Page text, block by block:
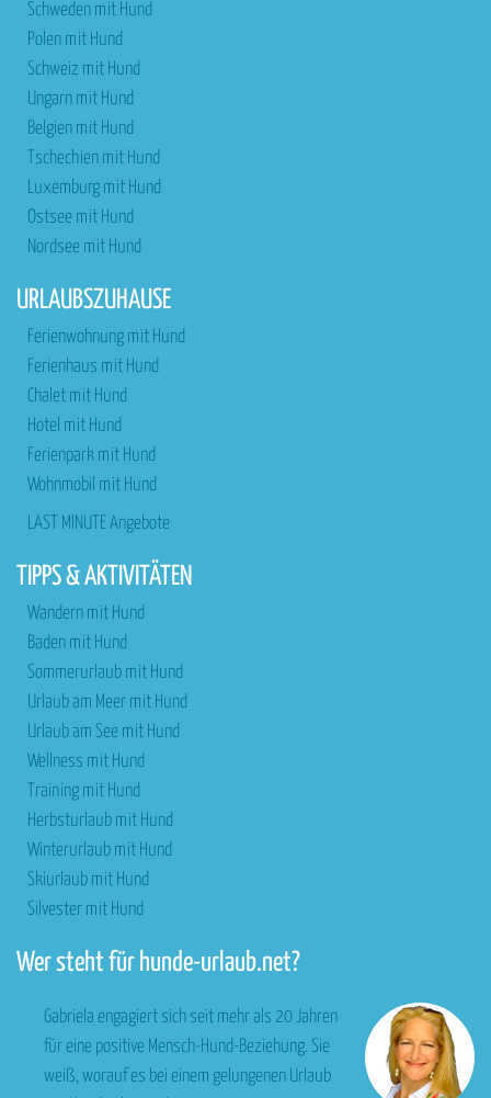
Schweden mit Hund
Polen mit Hund
Schweiz mit Hund
Ungarn mit Hund
Belgien mit Hund
Tschechien mit Hund
Luxemburg mit Hund
Ostsee mit Hund
Nordsee mit Hund
URLAUBSZUHAUSE
Ferienwohnung mit Hund
Ferienhaus mit Hund
Chalet mit Hund
Hotel mit Hund
Ferienpark mit Hund
Wohnmobil mit Hund
LAST MINUTE Angebote
TIPPS & AKTIVITÄTEN
Wandern mit Hund
Baden mit Hund
Sommerurlaub mit Hund
Urlaub am Meer mit Hund
Urlaub am See mit Hund
Wellness mit Hund
Training mit Hund
Herbsturlaub mit Hund
Winterurlaub mit Hund
Skiurlaub mit Hund
Silvester mit Hund
Wer steht für hunde-urlaub.net?
Gabriela engagiert sich seit mehr als 20 Jahren
für eine positive Mensch-Hund-Beziehung. Sie
weiß, worauf es bei einem gelungenen Urlaub